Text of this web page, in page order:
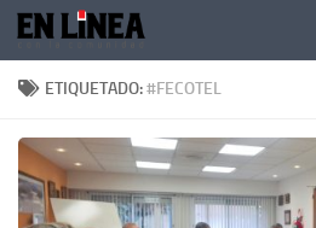
Skip to content
ETIQUETADO:#FECOTEL